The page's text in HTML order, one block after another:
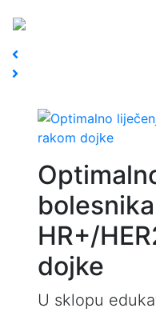
HR+/
dojke
U sklopu